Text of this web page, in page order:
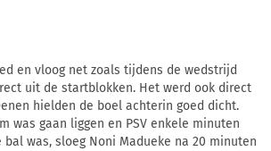
en vloog net zoals tijdens de wedstrijd
uit de startblokken. Het werd ook direct
hielden de boel achterin goed dicht.
was gaan liggen en PSV enkele minuten
was, sloeg Noni Madueke na 20 minuten